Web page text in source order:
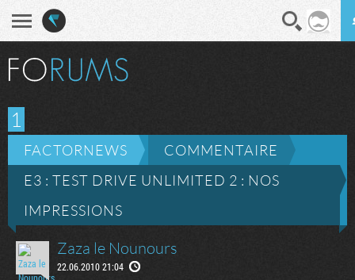
1
FACTORNEWS
COMMENTAIRE
E3 : TEST DRIVE UNLIMITED 2 : NOS
IMPRESSIONS
Zaza le Nounours
22.06.2010 21:04